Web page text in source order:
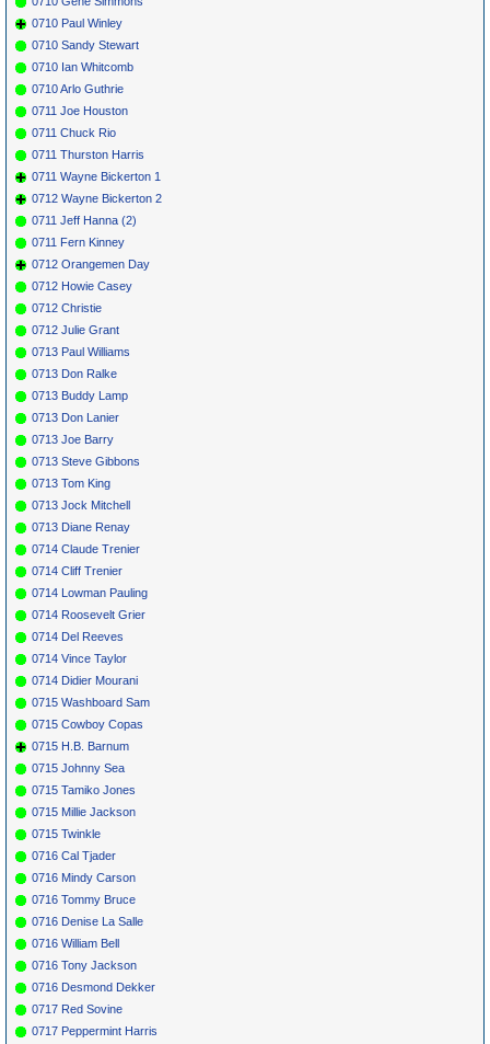
0710 Paul Winley
0710 Sandy Stewart
0710 Ian Whitcomb
0710 Arlo Guthrie
0711 Joe Houston
0711 Chuck Rio
0711 Thurston Harris
0711 Wayne Bickerton 1
0712 Wayne Bickerton 2
0711 Jeff Hanna (2)
0711 Fern Kinney
0712 Orangemen Day
0712 Howie Casey
0712 Christie
0712 Julie Grant
0713 Paul Williams
0713 Don Ralke
0713 Buddy Lamp
0713 Don Lanier
0713 Joe Barry
0713 Steve Gibbons
0713 Tom King
0713 Jock Mitchell
0713 Diane Renay
0714 Claude Trenier
0714 Cliff Trenier
0714 Lowman Pauling
0714 Roosevelt Grier
0714 Del Reeves
0714 Vince Taylor
0714 Didier Mourani
0715 Washboard Sam
0715 Cowboy Copas
0715 H.B. Barnum
0715 Johnny Sea
0715 Tamiko Jones
0715 Millie Jackson
0715 Twinkle
0716 Cal Tjader
0716 Mindy Carson
0716 Tommy Bruce
0716 Denise La Salle
0716 William Bell
0716 Tony Jackson
0716 Desmond Dekker
0717 Red Sovine
0717 Peppermint Harris